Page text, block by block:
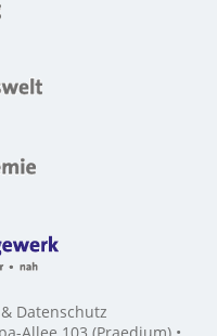
Datenschutz